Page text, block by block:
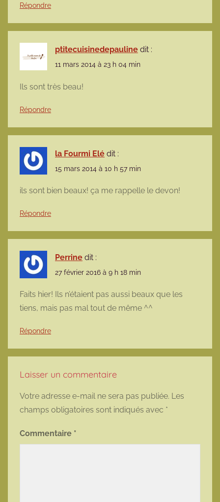
Répondre
ptitecuisinedepauline dit :
11 mars 2014 à 23 h 04 min
Ils sont très beau!
Répondre
la Fourmi Elé dit :
15 mars 2014 à 10 h 57 min
ils sont bien beaux! ça me rappelle le devon!
Répondre
Perrine dit :
27 février 2016 à 9 h 18 min
Faits hier! Ils n’étaient pas aussi beaux que les
tiens, mais pas mal tout de même ^^
Répondre
Laisser un commentaire
Votre adresse e-mail ne sera pas publiée. Les
champs obligatoires sont indiqués avec *
Commentaire *